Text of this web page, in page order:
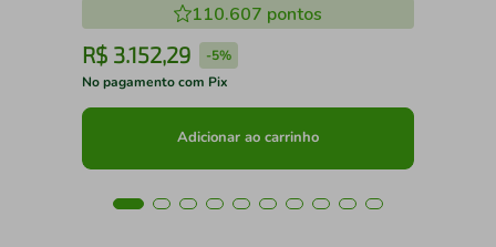
110.607 pontos
R$ 3.152,29 -5%
No pagamento com Pix
Adicionar ao carrinho